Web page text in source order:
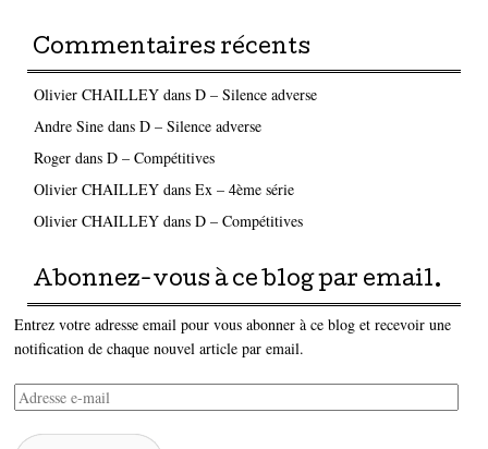
Commentaires récents
Olivier CHAILLEYdans D – Silence adverse
Andre Sinedans D – Silence adverse
Rogerdans D – Compétitives
Olivier CHAILLEYdans Ex – 4ème série
Olivier CHAILLEYdans D – Compétitives
Abonnez-vous à ce blog par email.
Entrez votre adresse email pour vous abonner à ce blog et recevoir une
notification de chaque nouvel article par email.
Adresse
e-
mail